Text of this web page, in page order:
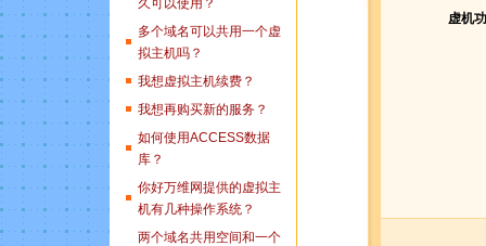
久可以使用？
多个域名可以共用一个虚
拟主机吗？
我想虚拟主机续费？
我想再购买新的服务？
如何使用ACCESS数据
库？
你好万维网提供的虚拟主
机有几种操作系统？
两个域名共用空间和一个
虚机